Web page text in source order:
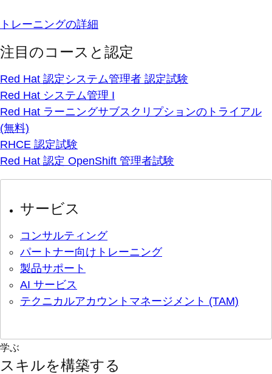
トレーニングの詳細
注目のコースと認定
Red Hat 認定システム管理者 認定試験
Red Hat システム管理 I
Red Hat ラーニングサブスクリプションのトライアル
(無料)
RHCE 認定試験
Red Hat 認定 OpenShift 管理者試験
サービス
コンサルティング
パートナー向けトレーニング
製品サポート
AI サービス
テクニカルアカウントマネージメント (TAM)
学ぶ
スキルを構築する